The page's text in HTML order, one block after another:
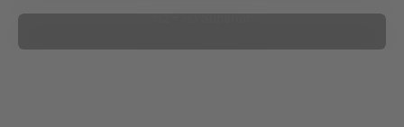
H2 + H3 Superior